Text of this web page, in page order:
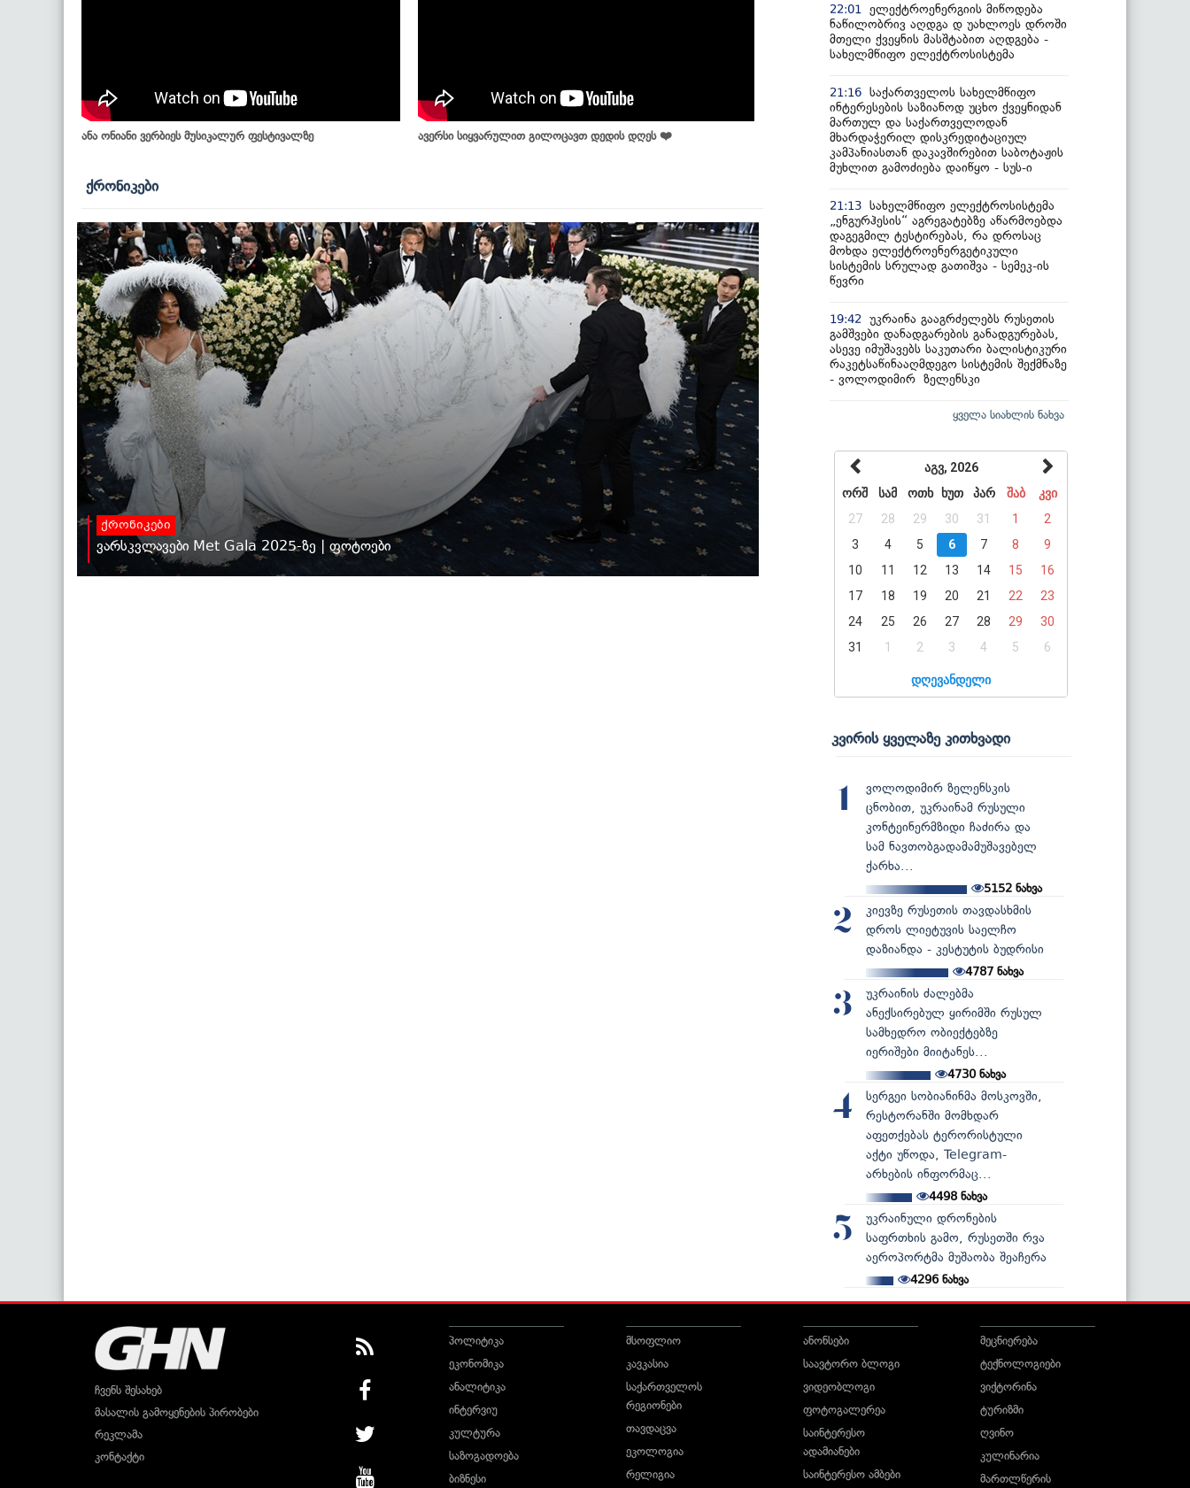
ანა ონიანი ვერბიეს მუსიკალურ ფესტივალზე ავერსი სიყვარულით გილოცავთ დედის დღეს ❤️
ქრონიკები
ქრონიკები
ვარსკვლავები Met Gala 2025-ზე | ფოტოები
22:01
ელექტროენერგიის მიწოდება
ნაწილობრივ აღდგა დ უახლოეს დროში
მთელი ქვეყნის მასშტაბით აღდგება -
სახელმწიფო ელექტროსისტემა
21:16 საქართველოს სახელმწიფო
ინტერესების საზიანოდ უცხო ქვეყნიდან
მართულ და საქართველოდან
მხარდაჭერილ დისკრედიტაციულ
კამპანიასთან დაკავშირებით საბოტაჟის
მუხლით გამოძიება დაიწყო - სუს-ი
21:13 სახელმწიფო ელექტროსისტემა
„ენგურჰესის“ აგრეგატებზე აწარმოებდა
დაგეგმილ ტესტირებას, რა დროსაც
მოხდა ელექტროენერგეტიკული
სისტემის სრულად გათიშვა - სემეკ-ის
წევრი
19:42
უკრაინა გააგრძელებს რუსეთის
გამშვები დანადგარების განადგურებას,
ასევე იმუშავებს საკუთარი ბალისტიკური
რაკეტსაწინააღმდეგო სისტემის შექმნაზე
- ვოლოდიმირ ზელენსკი
ყველა სიახლის ნახვა
აგვ, 2026
ორშ
სამ ოთხ ხუთ პარ შაბ
კვი
27
28 29 30 31 1
2
3
4 5 6 7 8
9
10
11 12 13 14 15
16
17
18 19 20 21 22
23
24
25 26 27 28 29
30
31
1 2 3 4 5 6
დღევანდელი
კვირის ყველაზე კითხვადი
1
ვოლოდიმირ ზელენსკის
ცნობით, უკრაინამ რუსული
კონტეინერმზიდი ჩაძირა და
სამ ნავთობგადამამუშავებელ
ქარხა...
5152 ნახვა
2
კიევზე რუსეთის თავდასხმის
დროს ლიეტუვის საელჩო
დაზიანდა - კესტუტის ბუდრისი
4787 ნახვა
3
უკრაინის ძალებმა
ანექსირებულ ყირიმში რუსულ
სამხედრო ობიექტებზე
იერიშები მიიტანეს...
4730ნახვა
4
სერგეი სობიანინმა მოსკოვში,
რესტორანში მომხდარ
აფეთქებას ტერორისტული
აქტი უწოდა, Telegram-
არხების ინფორმაც...
4498ნახვა
5
უკრაინული დრონების
საფრთხის გამო, რუსეთში რვა
აეროპორტმა მუშაობა შეაჩერა
4296ნახვა
ჩვენს შესახებ
მასალის გამოყენების პირობები
რეკლამა
კონტაქტი
პოლიტიკა
ეკონომიკა
ანალიტიკა
ინტერვიუ
კულტურა
საზოგადოება
ბიზნესი
მსოფლიო
კავკასია
საქართველოს
რეგიონები
თავდაცვა
ეკოლოგია
რელიგია
ანონსები
საავტორო ბლოგი
ვიდეობლოგი
ფოტოგალერეა
საინტერესო
ადამიანები
საინტერესო ამბები
მეცნიერება
ტექნოლოგიები
ვიქტორინა
ტურიზმი
ღვინო
კულინარია
მართლწერის